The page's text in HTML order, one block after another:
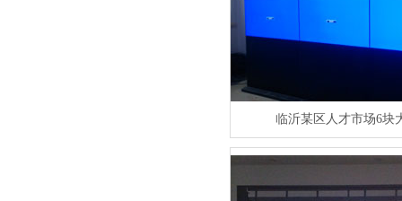
临沂某区人才市场6块